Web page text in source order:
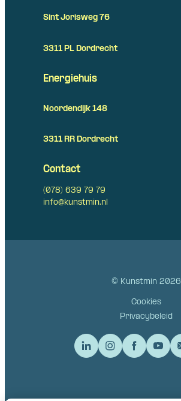
Sint Jorisweg 76
3311 PL Dordrecht
Energiehuis
Noordendijk 148
3311 RR Dordrecht
Contact
(078) 639 79 79
info@kunstmin.nl
© Kunstmin 2026
Cookies
Privacybeleid